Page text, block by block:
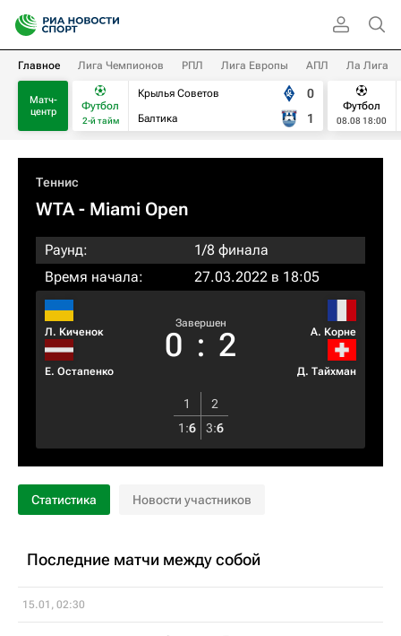
Главное Лига Чемпионов РПЛ Лига Европы АПЛ Ла Лига
Матч-
центр
Футбол
2-й тайм
Крылья Советов
Балтика
0
1
Футбол
08.08 18:00
Теннис
WTA- Miami Open
Раунд:
1/8 финала
Время начала:
27.03.2022 в 18:05
Л. Киченок
Е. Остапенко
Завершен
0 : 2 А. Корне
Д. Тайхман
1
2
1 :6 3:6
Статистика Новости участников
Последние матчи между собой
15.01, 02:30